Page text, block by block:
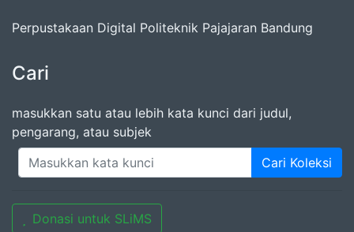
Perpustakaan Digital Politeknik Pajajaran Bandung
Cari
masukkan satu atau lebih kata kunci dari judul,
pengarang, atau subjek
Cari Koleksi
Donasi untuk SLiMS